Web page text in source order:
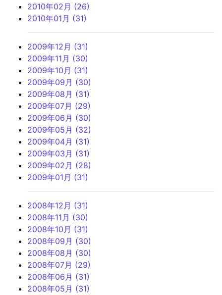
2010年02月 (26)
2010年01月 (31)
2009年12月 (31)
2009年11月 (30)
2009年10月 (31)
2009年09月 (30)
2009年08月 (31)
2009年07月 (29)
2009年06月 (30)
2009年05月 (32)
2009年04月 (31)
2009年03月 (31)
2009年02月 (28)
2009年01月 (31)
2008年12月 (31)
2008年11月 (30)
2008年10月 (31)
2008年09月 (30)
2008年08月 (30)
2008年07月 (29)
2008年06月 (31)
2008年05月 (31)